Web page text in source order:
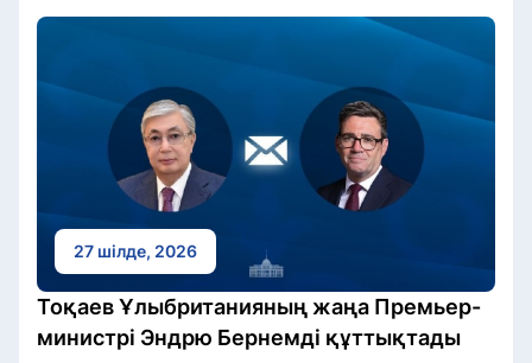
27 шілде, 2026
Тоқаев Ұлыбританияның жаңа Премьер-
министрі Эндрю Бернемді құттықтады